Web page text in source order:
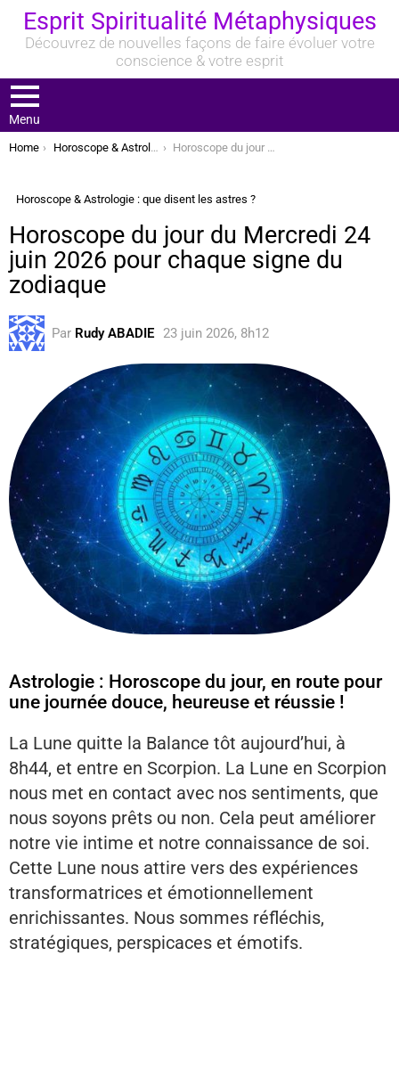
Esprit Spiritualité Métaphysiques
Découvrez de nouvelles façons de faire évoluer votre
conscience & votre esprit
Menu
You are here:
Home Horoscope & Astrologie : que disent les astres ? Horoscope du jour du Mercredi 24 juin 2026 pour chaque signe du zodiaque
Horoscope & Astrologie : que disent les astres ?
Horoscope du jour du Mercredi 24
juin 2026 pour chaque signe du
zodiaque
Par Rudy ABADIE 23 juin 2026, 8h12
Astrologie : Horoscope du jour, en route pour
une journée douce, heureuse et réussie !
La Lune quitte la Balance tôt aujourd’hui, à
8h44, et entre en Scorpion. La Lune en Scorpion
nous met en contact avec nos sentiments, que
nous soyons prêts ou non. Cela peut améliorer
notre vie intime et notre connaissance de soi.
Cette Lune nous attire vers des expériences
transformatrices et émotionnellement
enrichissantes. Nous sommes réfléchis,
stratégiques, perspicaces et émotifs.